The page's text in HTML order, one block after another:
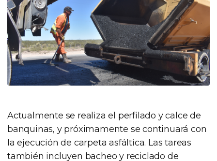
Actualmente se realiza el perfilado y calce de
banquinas, y próximamente se continuará con
la ejecución de carpeta asfáltica. Las tareas
también incluyen bacheo y reciclado de